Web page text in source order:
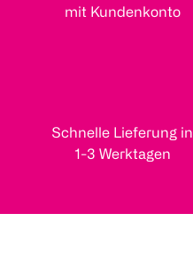
mit Kundenkonto
Schnelle Lieferung in
1-3 Werktagen